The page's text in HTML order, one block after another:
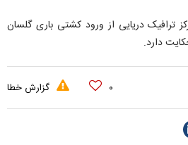
ترافیک دریایی از ورود کشتی باری گلسان
دارد.
۰ گزارش خطا